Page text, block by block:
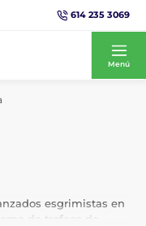
614 235 3069
Menú
esgrimistas en
de trofeos de